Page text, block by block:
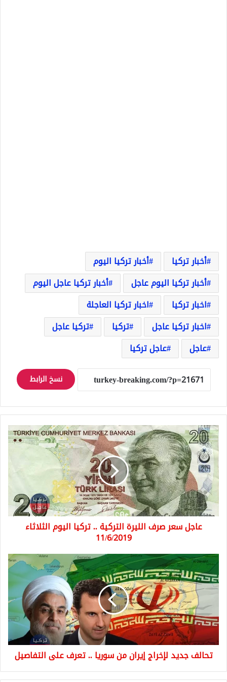
أخبار تركيا
أخبار تركيا اليوم
أخبار تركيا اليوم عاجل
أخبار تركيا عاجل اليوم
اخبار تركيا
اخبار تركيا العاجلة
اخبار تركيا عاجل
تركيا
تركيا عاجل
عاجل
عاجل تركيا
نسخ الرابط
عاجل
سعر
صرف
الليرة
التركية
..
تركيا
اليوم
الثلاثاء
11/6/2019عاجل سعر صرف الليرة التركية .. تركيا اليوم الثلاثاء
11/6/2019
تحالف
جديد
لإخراج
إيران
سوريا
..
تعرف
على
التفاصيل
تحالف جديد لإخراج إيران من سوريا .. تعرف على التفاصيل